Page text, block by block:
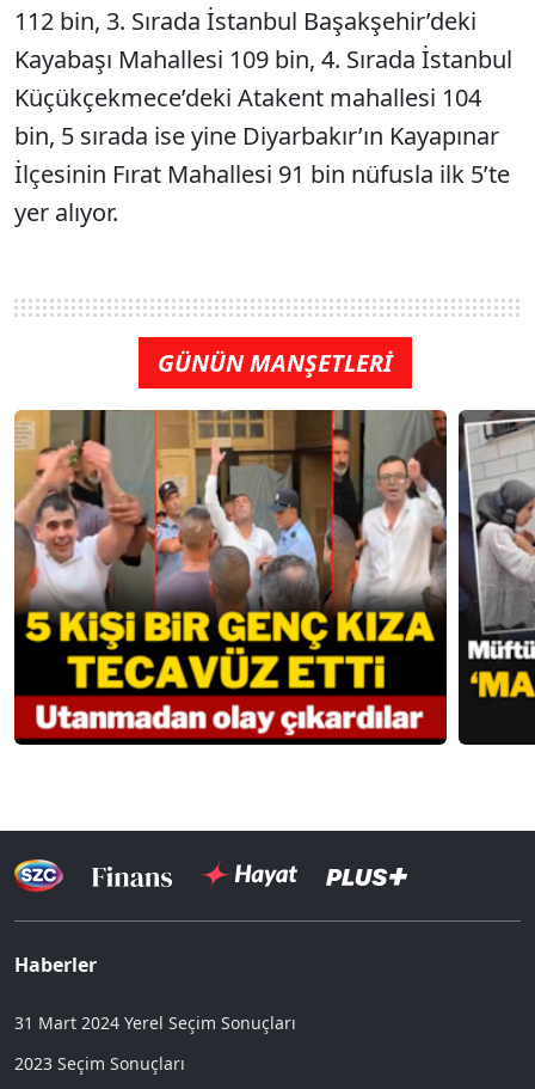
112 bin, 3. Sırada İstanbul Başakşehir’deki
Kayabaşı Mahallesi 109 bin, 4. Sırada İstanbul
Küçükçekmece’deki Atakent mahallesi 104
bin, 5 sırada ise yine Diyarbakır’ın Kayapınar
İlçesinin Fırat Mahallesi 91 bin nüfusla ilk 5’te
yer alıyor.
GÜNÜN MANŞETLERİ
Haberler
31 Mart 2024 Yerel Seçim Sonuçları
2023 Seçim Sonuçları